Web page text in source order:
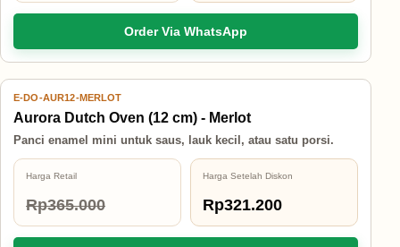
Order Via WhatsApp
12% OFF
E-DO-AUR12-MERLOT
Aurora Dutch Oven (12 cm) - Merlot
Panci enamel mini untuk saus, lauk kecil, atau satu porsi.
Harga Retail
Rp365.000
Harga Setelah Diskon
Rp321.200